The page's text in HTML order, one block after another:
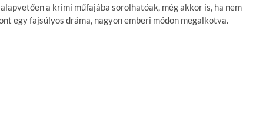
a krimi műfajába sorolhatóak, még akkor is, ha nem
egy fajsúlyos dráma, nagyon emberi módon megalkotva.